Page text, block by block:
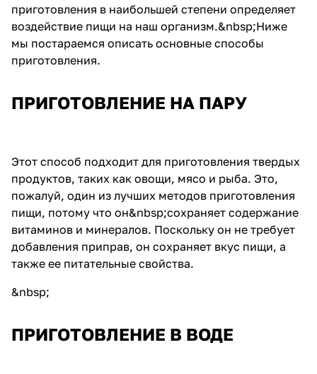
приготовления в наибольшей степени определяет
воздействие пищи на наш организм.&nbsp;Ниже
мы постараемся описать основные способы
приготовления.
ПРИГОТОВЛЕНИЕ НА ПАРУ
Этот способ подходит для приготовления твердых
продуктов, таких как овощи, мясо и рыба. Это,
пожалуй, один из лучших методов приготовления
пищи, потому что он&nbsp;сохраняет содержание
витаминов и минералов. Поскольку он не требует
добавления приправ, он сохраняет вкус пищи, а
также ее питательные свойства.
&nbsp;
ПРИГОТОВЛЕНИЕ В ВОДЕ